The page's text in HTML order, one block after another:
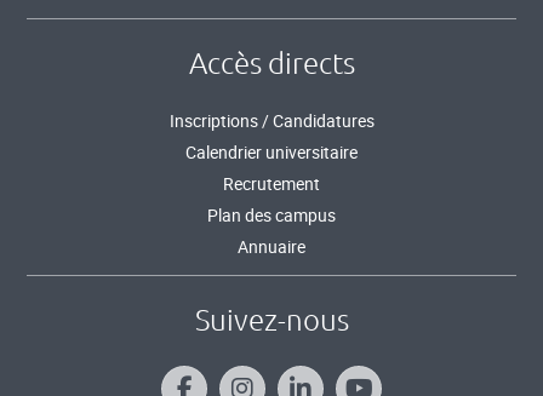
Accès directs
Inscriptions / Candidatures
Calendrier universitaire
Recrutement
Plan des campus
Annuaire
Suivez-nous